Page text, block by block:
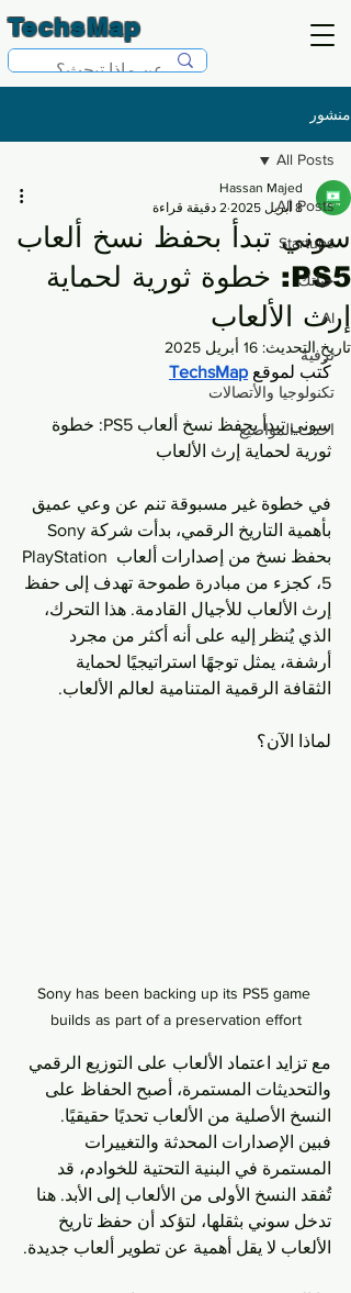
TechsMap
منشور
All Posts
Startups
حياتك
AI
ترفية
تكنولوجيا والأتصالات
احدث المواضيع
All Posts
سوني تبدأ بحفظ نسخ ألعاب
PS5: خطوة ثورية لحماية
إرث الألعاب
Hassan Majed
8 أبريل 2025
2 دقيقة قراءة
تاريخ التحديث: 16 أبريل 2025
كُتب لموقع TechsMap
سوني تبدأ بحفظ نسخ ألعاب PS5: خطوة
ثورية لحماية إرث الألعاب
في خطوة غير مسبوقة تنم عن وعي عميق
بحفظ نسخ من إصدارات ألعاب PlayStation
5، كجزء من مبادرة طموحة تهدف إلى حفظ
إرث الألعاب للأجيال القادمة. هذا التحرك،
الذي يُنظر إليه على أنه أكثر من مجرد
أرشفة، يمثل توجهًا استراتيجيًا لحماية
الثقافة الرقمية المتنامية لعالم الألعاب.
لماذا الآن؟
Sony has been backing up its PS5 game
builds as part of a preservation effort
مع تزايد اعتماد الألعاب على التوزيع الرقمي
والتحديثات المستمرة، أصبح الحفاظ على
النسخ الأصلية من الألعاب تحديًا حقيقيًا.
فبين الإصدارات المحدثة والتغييرات
المستمرة في البنية التحتية للخوادم، قد
تُفقد النسخ الأولى من الألعاب إلى الأبد. هنا
تدخل سوني بثقلها، لتؤكد أن حفظ تاريخ
الألعاب لا يقل أهمية عن تطوير ألعاب جديدة.